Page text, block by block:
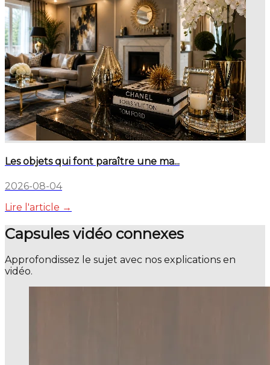
Les objets qui font paraître une ma...
2026-08-04
Lire l'article →
Capsules vidéo connexes
Approfondissez le sujet avec nos explications en
vidéo.